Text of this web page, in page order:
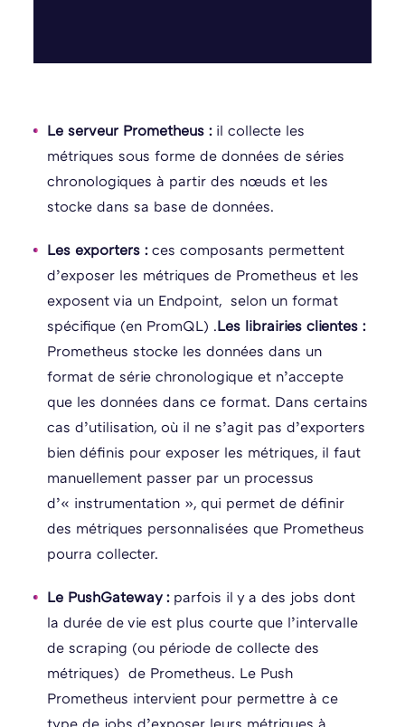
Le serveur Prometheus : il collecte les
métriques sous forme de données de séries
chronologiques à partir des nœuds et les
stocke dans sa base de données.
Les exporters :ces composants permettent
d’exposer les métriques de Prometheus et les
exposent via un Endpoint, selon un format
spécifique (en PromQL) .Les librairies clientes :
Prometheus stocke les données dans un
format de série chronologique et n’accepte
que les données dans ce format. Dans certains
cas d’utilisation, où il ne s’agit pas d’exporters
bien définis pour exposer les métriques, il faut
manuellement passer par un processus
d’« instrumentation », qui permet de définir
des métriques personnalisées que Prometheus
pourra collecter.
Le PushGateway : parfois il y a des jobs dont
la durée de vie est plus courte que l’intervalle
de scraping (ou période de collecte des
métriques) de Prometheus. Le Push
Prometheus intervient pour permettre à ce
type de jobs d’exposer leurs métriques à